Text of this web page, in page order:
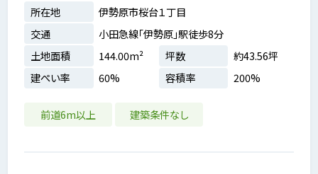
所在地
伊勢原市桜台１丁目
交通
小田急線「伊勢原」駅徒歩8分
土地面積
144.00m² 坪数
約43.56坪
建ぺい率
60% 容積率 200%
前道6m以上 建築条件なし